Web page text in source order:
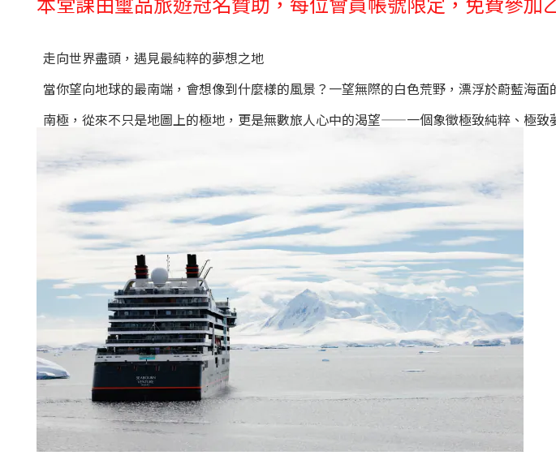
走向世界盡頭，遇見最純粹的夢想之地
當你望向地球的最南端，會想像到什麼樣的風景？ 一望無際的白色荒野，漂浮於蔚藍海
南極，從來不只是地圖上的極地，更是無數旅人心中的渴望——一個象徵極致純粹、極致